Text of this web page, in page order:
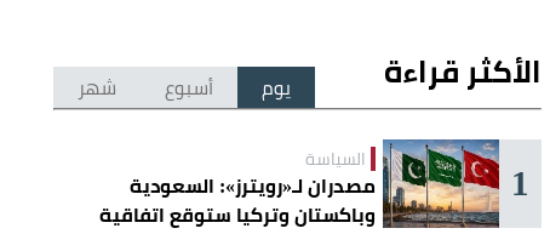
الأكثر قراءة يوم أسبوع شهر
1 السياسة
مصدران لـ«رويترز»: السعودية
وباكستان وتركيا ستوقع اتفاقية